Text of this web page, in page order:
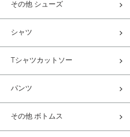
その他 シューズ
シャツ
Tシャツカットソー
パンツ
その他 ボトムス